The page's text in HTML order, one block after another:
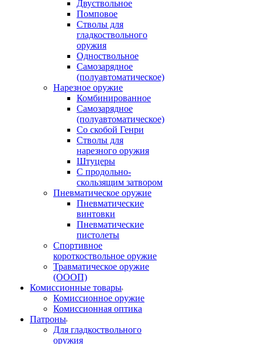
Двуствольное
Помповое
Стволы для
гладкоствольного
оружия
Одноствольное
Самозарядное
(полуавтоматическое)
Нарезное оружие
Комбинированное
Самозарядное
(полуавтоматическое)
Со скобой Генри
Стволы для
нарезного оружия
Штуцеры
С продольно-
скользящим затвором
Пневматическое оружие
Пневматические
винтовки
Пневматические
пистолеты
Спортивное
короткоствольное оружие
Травматическое оружие
(ОООП)
Комиссионные товары
Комиссионное оружие
Комиссионная оптика
Патроны
Для гладкоствольного
оружия